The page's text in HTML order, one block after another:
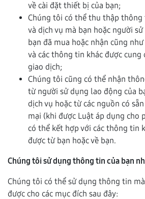
về cài đặt thiết bị của bạn;
Chúng tôi có thể thu thập thông
và dịch vụ mà bạn hoặc người
bạn đã mua hoặc nhận cũng
và các thông tin khác được cung
giao dịch;
Chúng tôi cũng có thể nhận
từ người sử dụng lao động của
dịch vụ hoặc từ các nguồn có
mại (khi được Luật áp dụng cho
có thể kết hợp với các thông tin
được từ bạn hoặc về bạn.
Chúng tôi sử dụng thông tin của bạn
Chúng tôi có thể sử dụng thông tin
được cho các mục đích sau đây: